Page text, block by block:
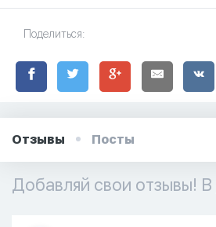
Поделиться:
Отзывы Посты
Добавляй свои отзывы! В